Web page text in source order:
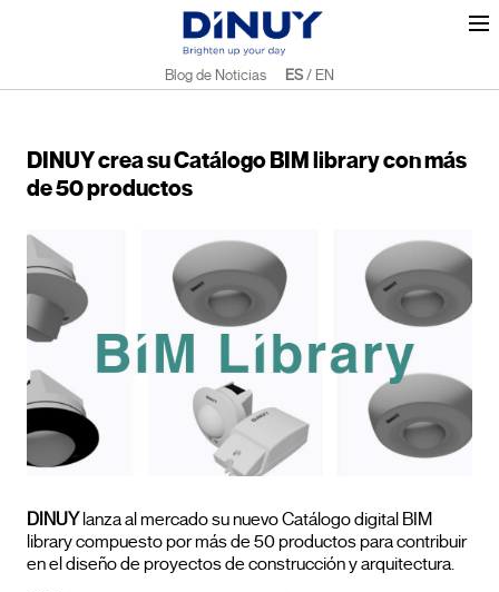
Blog de Noticias ES/ EN
DINUY crea su Catálogo BIM library con más
de 50 productos
DINUYlanza al mercado su nuevo Catálogo digital BIM
library compuesto por más de 50 productos para contribuir
en el diseño de proyectos de construcción y arquitectura.